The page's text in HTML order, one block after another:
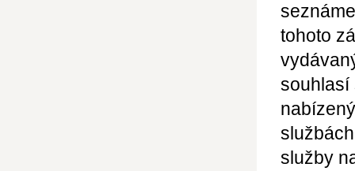
tohoto
souhlasí
služby